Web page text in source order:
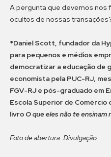
A pergunta que devemos nos
ocultos de nossas
*Daniel Scott, fundador da
para pequenos e médios
democratizar a educação de
economista pela PUC-RJ,
FGV-RJ e pós-graduado em
Escola Superior de
livroO que eles não te ensinam
Foto de abertura: Divulgação